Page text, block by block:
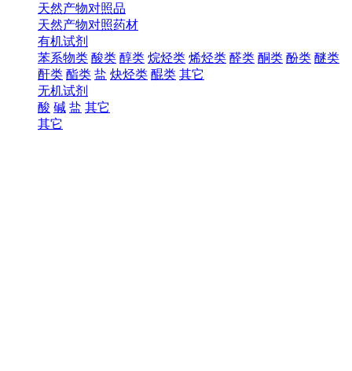
天然产物对照品
天然产物对照药材
有机试剂
苯系物类 酸类 醇类 烷烃类 烯烃类 醛类 酮类 酚类 醚类
酐类 酯类 盐 炔烃类 醌类 其它
无机试剂
酸 碱 盐 其它
其它